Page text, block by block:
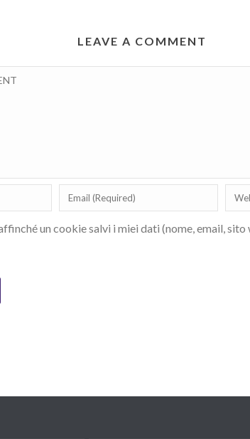
LEAVE A COMMENT
un cookie salvi i miei dati (nome, email,